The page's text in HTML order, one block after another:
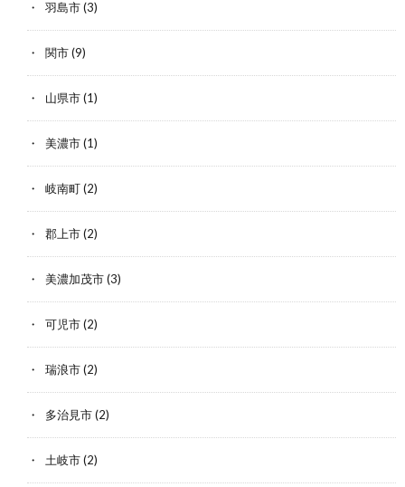
羽島市(3)
関市(9)
山県市(1)
美濃市(1)
岐南町(2)
郡上市(2)
美濃加茂市(3)
可児市(2)
瑞浪市(2)
多治見市(2)
土岐市(2)